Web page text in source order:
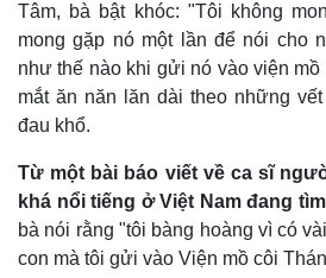
Tâm, bà bật khóc: "Tôi không
mong gặp nó một lần để nói cho
như thế nào khi gửi nó vào viện
mắt ăn năn lăn dài theo những
đau khổ.
Từ một bài báo viết về ca sĩ
khá nổi tiếng ở Việt Nam đang
bà nói rằng "tôi bàng hoàng vì có
con mà tôi gửi vào Viện mồ côi